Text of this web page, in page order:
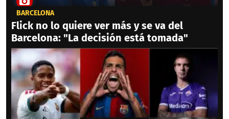
BARCELONA
Flick no lo quiere ver más y se va del
Barcelona: "La decisión está tomada"